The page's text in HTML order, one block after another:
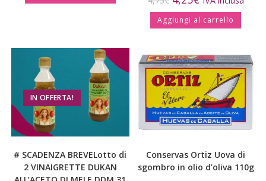
Aggiungi al carrello
IN OFFERTA!
# SCADENZA BREVELotto di
2 VINAIGRETTE DUKAN
Conservas Ortiz Uova di
sgombro in olio d’oliva 110g